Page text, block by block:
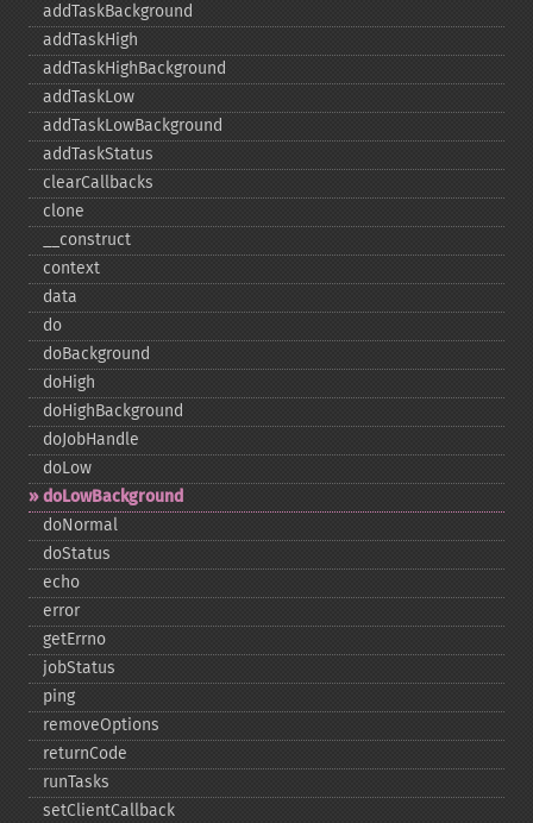
addTaskBackground
addTaskHigh
addTaskHighBackground
addTaskLow
addTaskLowBackground
addTaskStatus
clearCallbacks
clone
_​_​construct
context
data
do
doBackground
doHigh
doHighBackground
doJobHandle
doLow
doLowBackground
doNormal
doStatus
echo
error
getErrno
jobStatus
ping
removeOptions
returnCode
runTasks
setClientCallback